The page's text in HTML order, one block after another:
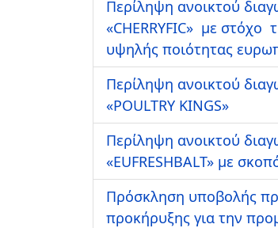
Περίληψη ανοικτού
«CHERRYFIC» με
υψηλής ποιότητας
Περίληψη ανοικτού
«POULTRY KINGS»
Περίληψη ανοικτού
«EUFRESHBALT» με
Πρόσκληση υποβολής
προκήρυξης για την